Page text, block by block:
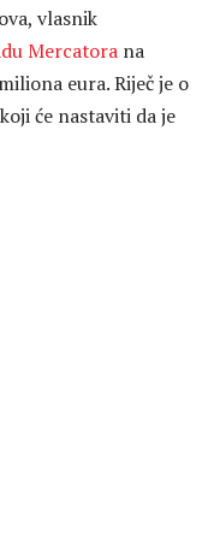
vlasnik
Mercatora na
eura. Riječ je o
koji će nastaviti da je